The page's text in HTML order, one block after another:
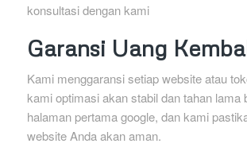
konsultasi dengan kami
Garansi Uang
Kami menggaransi setiap website atau
kami optimasi akan stabil dan tahan lama
halaman pertama google, dan kami
website Anda akan aman.